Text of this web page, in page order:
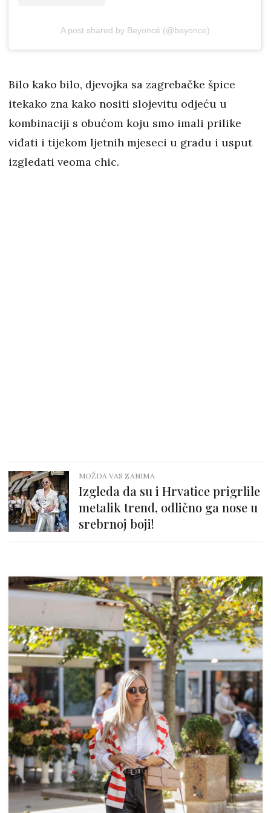
A post shared by Beyoncé (@beyonce)
Bilo kako bilo, djevojka sa zagrebačke špice
itekako zna kako nositi slojevitu odjeću u
kombinaciji s obućom koju smo imali prilike
viđati i tijekom ljetnih mjeseci u gradu i usput
izgledati veoma chic.
MOŽDA VAS ZANIMA
Izgleda da su i Hrvatice prigrlile
metalik trend, odlično ga nose u
srebrnoj boji!